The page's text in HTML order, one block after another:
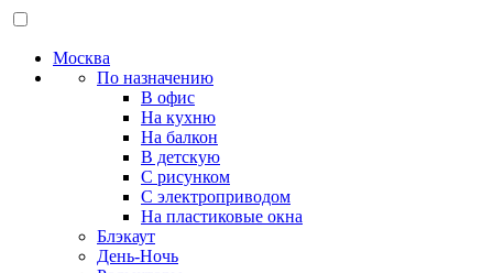
Москва
По назначению
В офис
На кухню
На балкон
В детскую
С рисунком
С электроприводом
На пластиковые окна
Блэкаут
День-Ночь